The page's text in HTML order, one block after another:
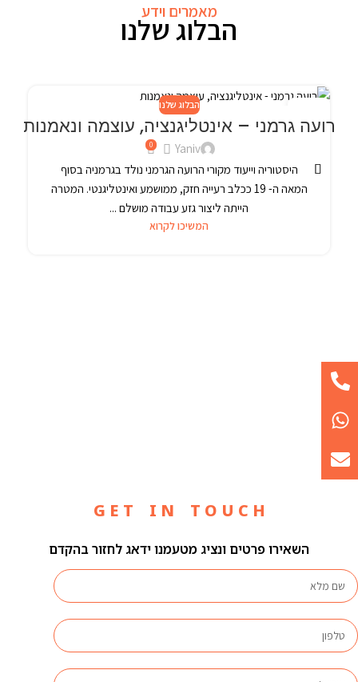
מאמרים וידע
הבלוג שלנו
פבר
הבלוג שלנו
רועה גרמני – אינטליגנציה, עוצמה ונאמנות
Yaniv
0
היסטוריה וייעוד מקורי הרועה הגרמני נולד בגרמניה בסוף
המאה ה- 19 ככלב רעייה חזק, ממושמע ואינטליגנטי. המטרה
הייתה ליצור גזע עבודה מושלם ...
המשיכו לקרוא
G E T I N T O U C H
השאירו פרטים ונציג מטעמנו ידאג לחזור בהקדם